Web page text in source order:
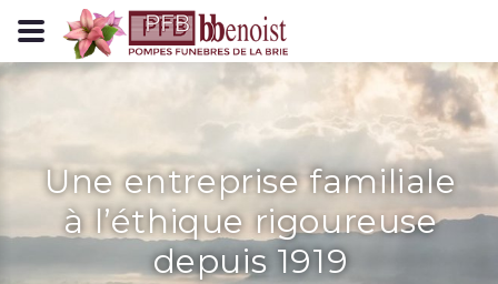
Panneau de gestion des cookies
Une entreprise familiale
à l’éthique rigoureuse
depuis 1919